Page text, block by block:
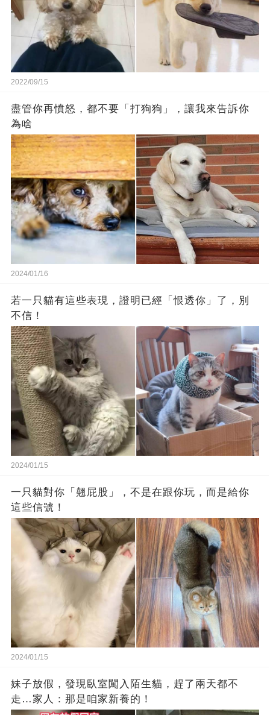
2022/09/15
盡管你再憤怒，都不要「打狗狗」，讓我來告訴你
為啥
2024/01/16
若一只貓有這些表現，證明已經「恨透你」了，別
不信！
2024/01/15
一只貓對你「翹屁股」，不是在跟你玩，而是給你
這些信號！
2024/01/15
妹子放假，發現臥室闖入陌生貓，趕了兩天都不
走…家人：那是咱家新養的！